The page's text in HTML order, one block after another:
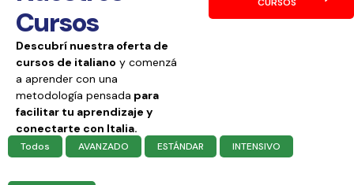
Cursos
Descubrí nuestra oferta de
cursos de italiano y comenzá
a aprender con una
metodología pensada para
facilitar tu aprendizaje y
conectarte con Italia.
Todos AVANZADO ESTÁNDAR INTENSIVO